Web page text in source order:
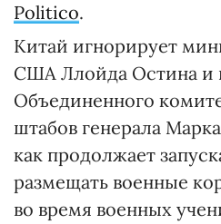
Politico.
Китай игнорирует
США Ллойда Остина и
Объединенного
штабов генерала
как продолжает
размещать военные
во время военных